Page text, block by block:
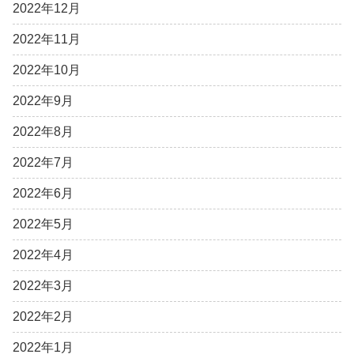
2022年12月
2022年11月
2022年10月
2022年9月
2022年8月
2022年7月
2022年6月
2022年5月
2022年4月
2022年3月
2022年2月
2022年1月